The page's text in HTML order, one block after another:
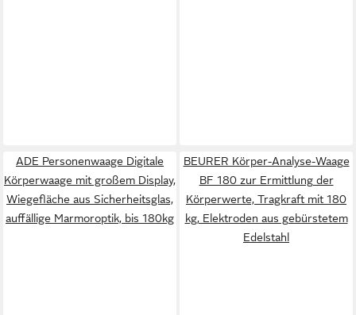
ADE Personenwaage Digitale
Körperwaage mit großem Display,
Wiegefläche aus Sicherheitsglas,
auffällige Marmoroptik, bis 180kg
BEURER Körper-Analyse-Waage
BF 180 zur Ermittlung der
Körperwerte, Tragkraft mit 180
kg, Elektroden aus gebürstetem
Edelstahl